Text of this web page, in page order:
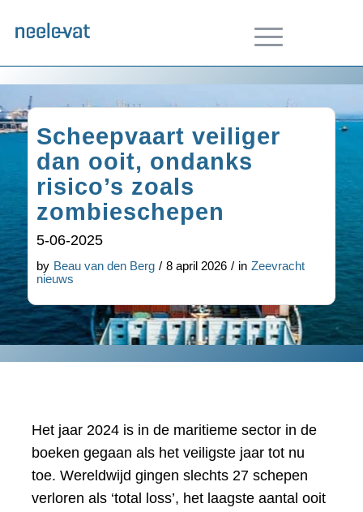
Scheepvaart veiliger
dan ooit, ondanks
risico’s zoals
zombieschepen
5-06-2025
by Beau van den Berg / 8 april 2026 / in Zeevracht
nieuws
Het jaar 2024 is in de maritieme sector in de
boeken gegaan als het veiligste jaar tot nu
toe. Wereldwijd gingen slechts 27 schepen
verloren als ‘total loss’, het laagste aantal ooit